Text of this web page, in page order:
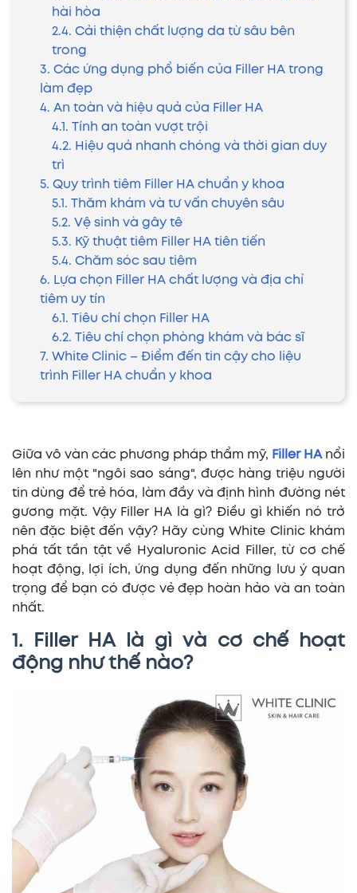
hài hòa
2.4. Cải thiện chất lượng da từ sâu bên
trong
3. Các ứng dụng phổ biến của Filler HA trong
làm đẹp
4. An toàn và hiệu quả của Filler HA
4.1. Tính an toàn vượt trội
4.2. Hiệu quả nhanh chóng và thời gian duy
trì
5. Quy trình tiêm Filler HA chuẩn y khoa
5.1. Thăm khám và tư vấn chuyên sâu
5.2. Vệ sinh và gây tê
5.3. Kỹ thuật tiêm Filler HA tiên tiến
5.4. Chăm sóc sau tiêm
6. Lựa chọn Filler HA chất lượng và địa chỉ
tiêm uy tín
6.1. Tiêu chí chọn Filler HA
6.2. Tiêu chí chọn phòng khám và bác sĩ
7. White Clinic – Điểm đến tin cậy cho liệu
trình Filler HA chuẩn y khoa
Giữa vô vàn các phương pháp thẩm mỹ, Filler HAnổi
lên như một "ngôi sao sáng", được hàng triệu người
tin dùng để trẻ hóa, làm đầy và định hình đường nét
gương mặt. Vậy Filler HA là gì? Điều gì khiến nó trở
nên đặc biệt đến vậy? Hãy cùng White Clinic khám
phá tất tần tật về Hyaluronic Acid Filler, từ cơ chế
hoạt động, lợi ích, ứng dụng đến những lưu ý quan
trọng để bạn có được vẻ đẹp hoàn hảo và an toàn
nhất.
1. Filler HA là gì và cơ chế hoạt
động như thế nào?